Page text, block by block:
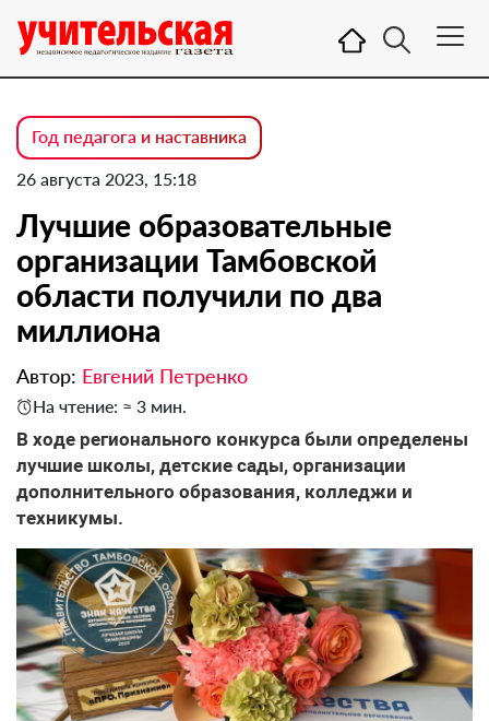
Год педагога и наставника
26 августа 2023, 15:18
Лучшие образовательные
организации Тамбовской
области получили по два
миллиона
Автор: Евгений Петренко
На чтение: ≈ 3 мин.
В ходе регионального конкурса были определены
лучшие школы, детские сады, организации
дополнительного образования, колледжи и
техникумы.